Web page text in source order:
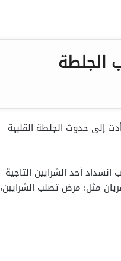
الجلطة
إلى حدوث الجلطة القلبية
أحد الشرايين التاجية
مثل: مرض تصلب الشرايين،